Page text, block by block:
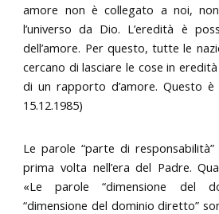
amore non è collegato a noi,
l’universo da Dio. L’eredità è
dell’amore. Per questo, tutte le
cercano di lasciare le cose in
di un rapporto d’amore. Questo è
15.12.1985)
Le parole “parte di
prima volta nell’era del Padre.
«Le parole “dimensione del
“dimensione del dominio diretto”